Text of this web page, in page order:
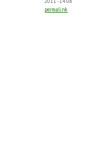
permalink